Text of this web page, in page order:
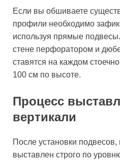
Если вы обшиваете
профили необходимо
используя прямые
стене перфоратором и
ставятся на каждом
100 см по высоте.
Процесс
вертикали
После установки
выставлен строго по